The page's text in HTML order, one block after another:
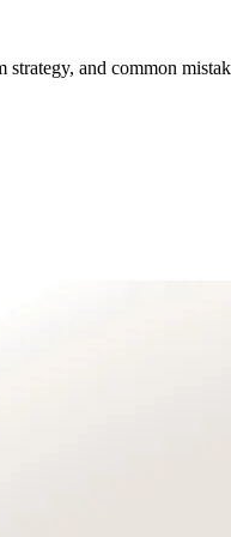
and common